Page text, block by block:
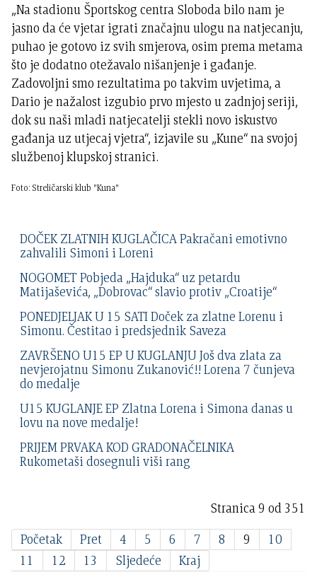
„Na stadionu Športskog centra Sloboda bilo nam je
jasno da će vjetar igrati značajnu ulogu na natjecanju,
puhao je gotovo iz svih smjerova, osim prema metama
što je dodatno otežavalo nišanjenje i gađanje.
Zadovoljni smo rezultatima po takvim uvjetima, a
Dario je nažalost izgubio prvo mjesto u zadnjoj seriji,
dok su naši mladi natjecatelji stekli novo iskustvo
gađanja uz utjecaj vjetra“, izjavile su „Kune“ na svojoj
službenoj klupskoj stranici.
Foto: Streličarski klub "Kuna"
DOČEK ZLATNIH KUGLAČICA Pakračani emotivno
zahvalili Simoni i Loreni
NOGOMET Pobjeda „Hajduka“ uz petardu
Matijaševića, „Dobrovac“ slavio protiv „Croatije“
PONEDJELJAK U 15 SATI Doček za zlatne Lorenu i
Simonu. Čestitao i predsjednik Saveza
ZAVRŠENO U15 EP U KUGLANJU Još dva zlata za
nevjerojatnu Simonu Zukanović!! Lorena 7 čunjeva
do medalje
U15 KUGLANJE EP Zlatna Lorena i Simona danas u
lovu na nove medalje!
PRIJEM PRVAKA KOD GRADONAČELNIKA
Rukometaši dosegnuli viši rang
Stranica 9 od 351
Početak
Pret 4 5 6 7 8 9
10
11
12 13 Sljedeće Kraj